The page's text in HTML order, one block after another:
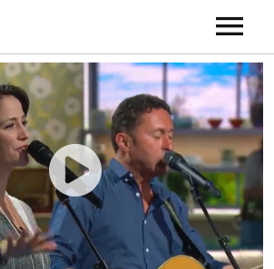
ALBUMOK
VIDEÓK
KONCERTEK
KÉPGALÉRIA
GYEREKMŰSOROK